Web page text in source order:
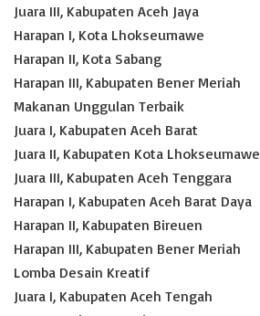
Juara III, Kabupaten Aceh Jaya
Harapan I, Kota Lhokseumawe
Harapan II, Kota Sabang
Harapan III, Kabupaten Bener Meriah
Makanan Unggulan Terbaik
Juara I, Kabupaten Aceh Barat
Juara II, Kabupaten Kota Lhokseumawe
Juara III, Kabupaten Aceh Tenggara
Harapan I, Kabupaten Aceh Barat Daya
Harapan II, Kabupaten Bireuen
Harapan III, Kabupaten Bener Meriah
Lomba Desain Kreatif
Juara I, Kabupaten Aceh Tengah